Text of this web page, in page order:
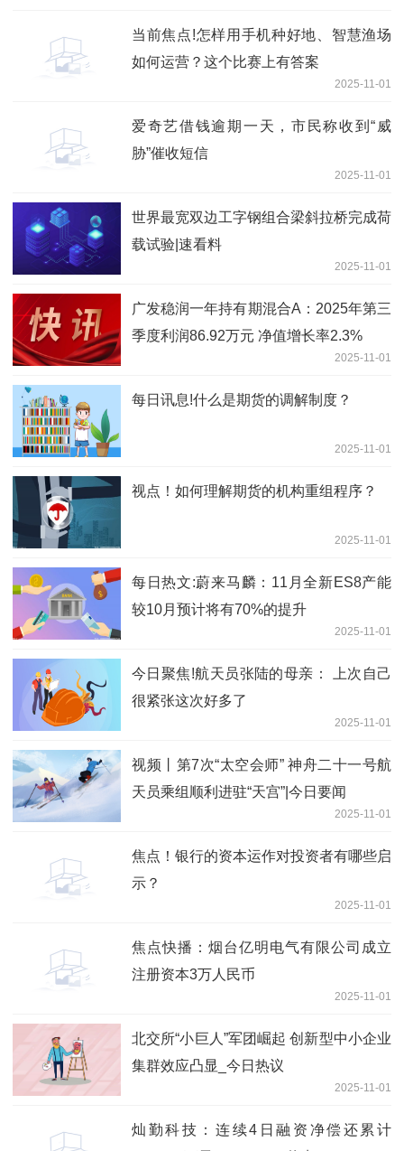
当前焦点!怎样用手机种好地、智慧渔场
如何运营？这个比赛上有答案
2025-11-01
爱奇艺借钱逾期一天，市民称收到“威
胁”催收短信
2025-11-01
世界最宽双边工字钢组合梁斜拉桥完成荷
载试验|速看料
2025-11-01
广发稳润一年持有期混合A：2025年第三
季度利润86.92万元 净值增长率2.3%
2025-11-01
每日讯息!什么是期货的调解制度？
2025-11-01
视点！如何理解期货的机构重组程序？
2025-11-01
每日热文:蔚来马麟：11月全新ES8产能
较10月预计将有70%的提升
2025-11-01
今日聚焦!航天员张陆的母亲： 上次自己
很紧张这次好多了
2025-11-01
视频丨第7次“太空会师” 神舟二十一号航
天员乘组顺利进驻“天宫”|今日要闻
2025-11-01
焦点！银行的资本运作对投资者有哪些启
示？
2025-11-01
焦点快播：烟台亿明电气有限公司成立
注册资本3万人民币
2025-11-01
北交所“小巨人”军团崛起 创新型中小企业
集群效应凸显_今日热议
2025-11-01
灿勤科技：连续4日融资净偿还累计